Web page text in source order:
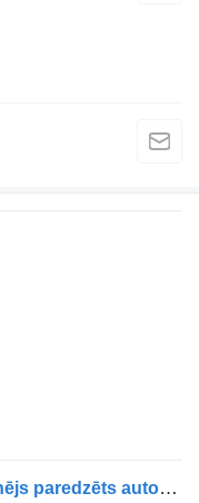
Toyota ENGINE TOYOTA 1NZ dzinējs paredzēts automašīnas